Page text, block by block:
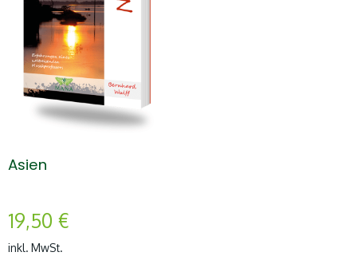
Asien
19,50 €
inkl. MwSt.